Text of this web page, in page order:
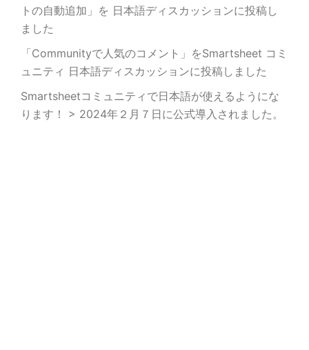
トの自動追加」を 日本語ディスカッションに投稿し
ました
「Communityで人気のコメント」をSmartsheet コミ
ュニティ 日本語ディスカッションに投稿しました
Smartsheetコミュニティで日本語が使えるようにな
ります！ > 2024年２月７日に公式導入されました。